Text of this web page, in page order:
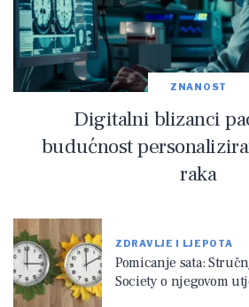
ZNANOST
Digitalni blizanci
budućnost
raka
ZDRAVLJE I LJEPOTA
Pomicanje sata:
Society o njegovom